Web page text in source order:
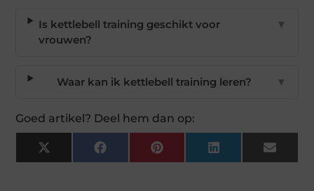
Is kettlebell training geschikt voor
vrouwen?
▼
Waar kan ik kettlebell training leren? ▼
Goed artikel? Deel hem dan op:
X
(Twitter)
FacebookPinterest LinkedIn Email